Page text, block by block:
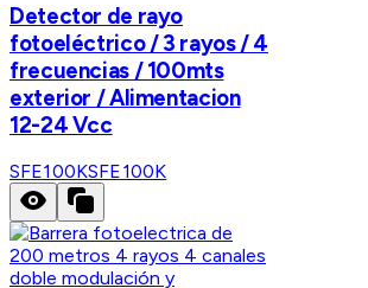
Detector de rayo
fotoeléctrico / 3 rayos / 4
frecuencias / 100mts
exterior / Alimentacion
12-24 Vcc
SFE100KSFE100K